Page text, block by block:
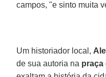
campos, "e sinto muita
Um historiador local,
de sua autoria na praça